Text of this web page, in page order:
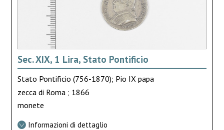
Sec. XIX, 1 Lira, Stato Pontificio
Stato Pontificio (756-1870); Pio IX papa
zecca di Roma ; 1866
monete
Informazioni di dettaglio